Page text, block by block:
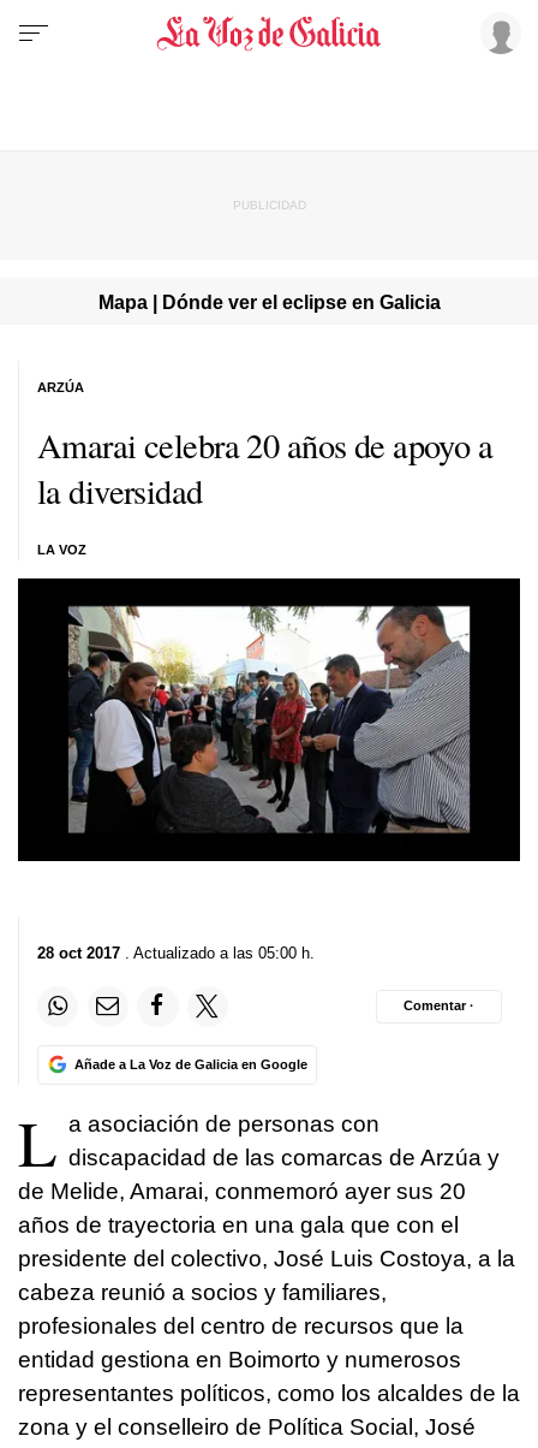
Mapa | Dónde ver el eclipse en Galicia
Amarai celebra 20 años de apoyo a
la diversidad
LA VOZ
ARZÚA
28 oct 2017 . Actualizado a las 05:00 h.
Añade a La Voz de Galicia en Google
Comentar ·
L a asociación de personas con
discapacidad de las comarcas de Arzúa y
de Melide, Amarai, conmemoró ayer sus 20
años de trayectoria en una gala que con el
presidente del colectivo, José Luis Costoya, a la
cabeza reunió a socios y familiares,
profesionales del centro de recursos que la
entidad gestiona en Boimorto y numerosos
representantes políticos, como los alcaldes de la
zona y el conselleiro de Política Social, José